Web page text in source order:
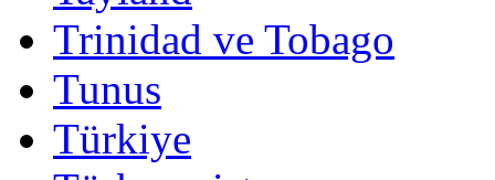
Trinidad ve Tobago
Tunus
Türkiye